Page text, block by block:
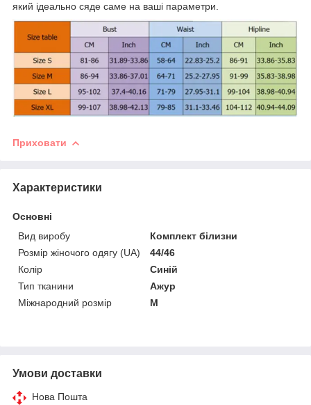
який ідеально сяде саме на ваші параметри.
Приховати
Характеристики
Основні
Вид виробу
Комплект білизни
Розмір жіночого одягу (UA)
44/46
Колір
Синій
Тип тканини
Ажур
Міжнародний розмір
M
Умови доставки
Нова Пошта